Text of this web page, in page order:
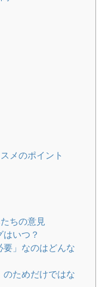
メのポイント
ちの意見
いつ？
」なのはどんな
ためだけではな